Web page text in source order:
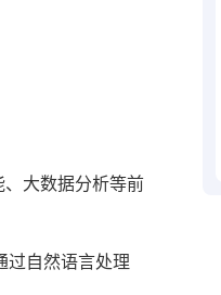
大数据分析等前
过自然语言处理